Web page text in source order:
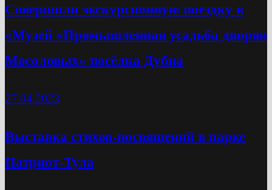
Cовершили экскурсионную поездку в
«Музей «Промышленная усадьба дворян
Мосоловых» посёлка Дубна
27.04.2023
Выставка стихов-посвящений в парке
Патриот-Тула